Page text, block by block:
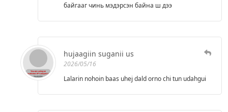
байгааг чинь мэдэрсэн байна ш дээ
hujaagiin suganii us
2026/05/16
Lalarin nohoin baas uhej dald orno chi tun udahgui